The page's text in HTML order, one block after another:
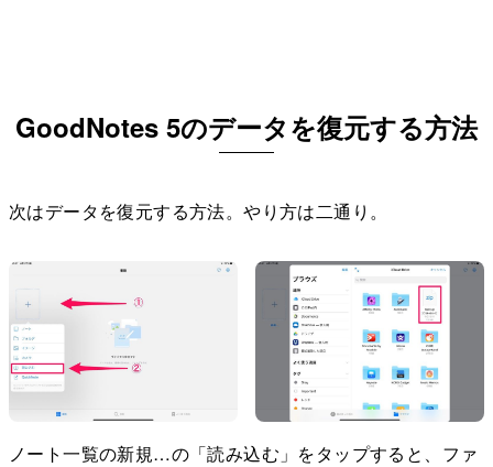
GoodNotes 5のデータを復元する方法
次はデータを復元する方法。やり方は二通り。
ノート一覧の新規…の「読み込む」をタップすると、ファ